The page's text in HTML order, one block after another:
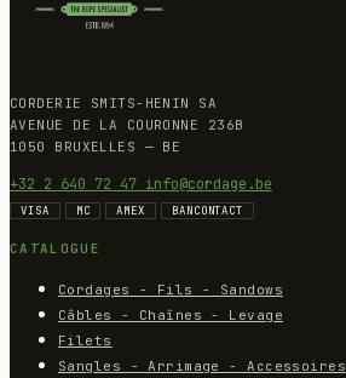
CORDERIE SMITS-HENIN SA
AVENUE DE LA COURONNE 236B
1050 BRUXELLES — BE
+32 2 640 72 47 info@cordage.be
VISA MC AMEX BANCONTACT
CATALOGUE
Cordages - Fils - Sandows
Câbles - Chaînes - Levage
Filets
Sangles - Arrimage - Accessoires